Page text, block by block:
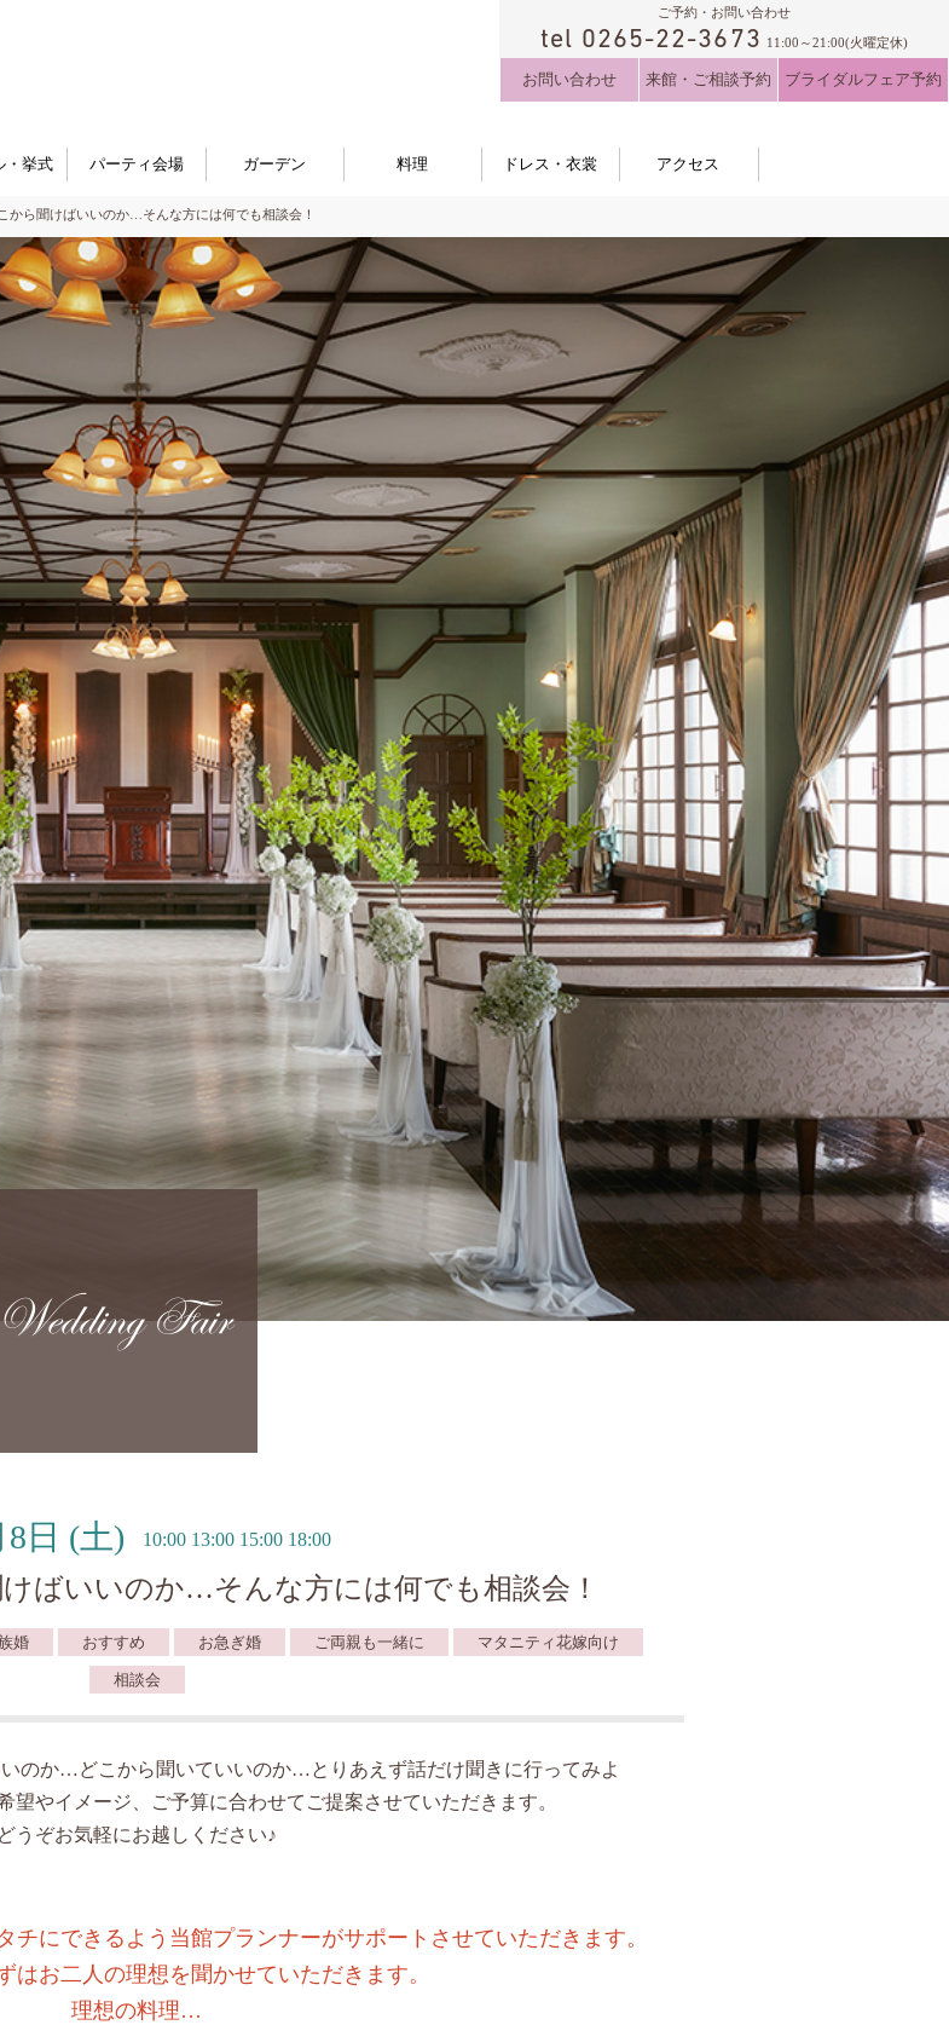
ご予約・お問い合わせ
tel 0265-22-3673 11:00～21:00(火曜定休)
お問い合わせ 来館・ご相談予約 ブライダルフェア予約
・挙式 パーティ会場 ガーデン 料理 ドレス・衣裳 アクセス
から聞けばいいのか…そんな方には何でも相談会！
Fair
日 (土) 10:00 13:00 15:00 18:00
ばいいのか…そんな方には何でも相談会！
婚 おすすめ お急ぎ婚 ご両親も一緒に マタニティ花嫁向け
相談会
のか…どこから聞いていいのか…とりあえず話だけ聞きに行ってみよ
望やイメージ、ご予算に合わせてご提案させていただきます。
どうぞお気軽にお越しください♪
にできるよう当館プランナーがサポートさせていただきます。
はお二人の理想を聞かせていただきます。
理想の料理…